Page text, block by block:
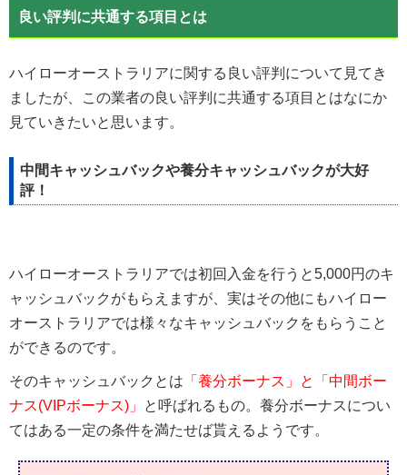
良い評判に共通する項目とは
ハイローオーストラリアに関する良い評判について見てき
ましたが、この業者の良い評判に共通する項目とはなにか
見ていきたいと思います。
中間キャッシュバックや養分キャッシュバックが大好
評！
ハイローオーストラリアでは初回入金を行うと5,000円のキ
ャッシュバックがもらえますが、実はその他にもハイロー
オーストラリアでは様々なキャッシュバックをもらうこと
ができるのです。
そのキャッシュバックとは 「養分ボーナス」と「中間ボー
ナス(VIPボーナス)」
と呼ばれるもの。養分ボーナスについ
てはある一定の条件を満たせば貰えるようです。